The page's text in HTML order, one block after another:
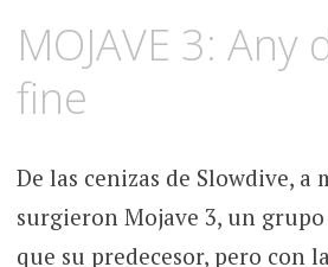
al
contenido
MOJAVE 3: Any
fine
De las cenizas de Slowdive, a
surgieron Mojave 3, un
que su predecesor, pero con